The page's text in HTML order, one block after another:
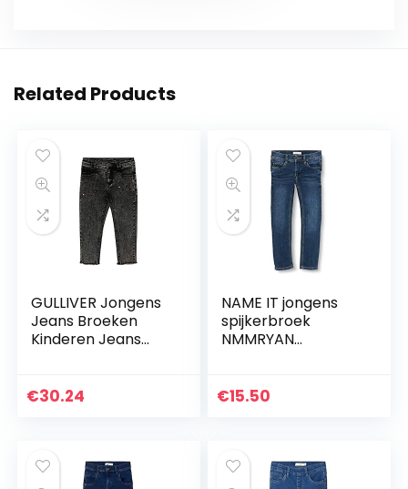
Related Products
GULLIVER Jongens
Jeans Broeken
Kinderen Jeans
Elastisch Kids Boys
€30.24
NAME IT jongens
spijkerbroek
NMMRYAN
€15.50